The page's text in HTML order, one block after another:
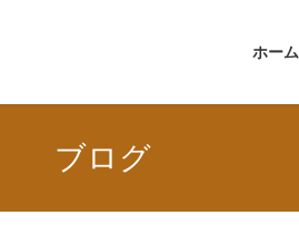
ホーム
ブログ